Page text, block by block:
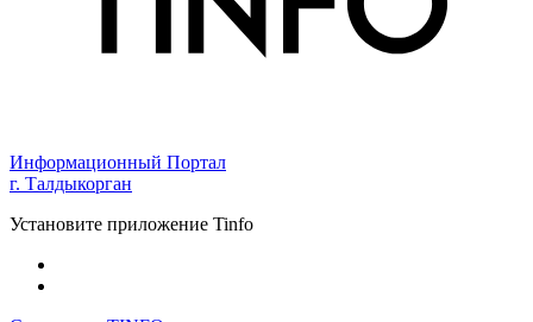
Информационный Портал
г. Талдыкорган
Установите приложение Tinfo